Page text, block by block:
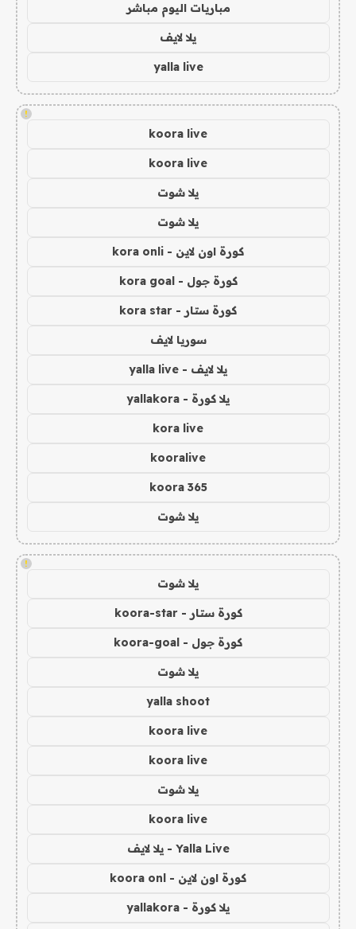
مباريات اليوم مباشر
يلا لايف
yalla live
!
koora live
koora live
يلا شوت
يلا شوت
كورة اون لاين - kora onli
كورة جول - kora goal
كورة ستار - kora star
سوريا لايف
يلا لايف - yalla live
يلا كورة - yallakora
kora live
kooralive
koora 365
يلا شوت
!
يلا شوت
كورة ستار - koora-star
كورة جول - koora-goal
يلا شوت
yalla shoot
koora live
koora live
يلا شوت
koora live
Yalla Live - يلا لايف
كورة اون لاين - koora onl
يلا كورة - yallakora